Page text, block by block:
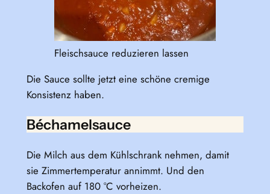
Fleischsauce reduzieren lassen
Die Sauce sollte jetzt eine schöne cremige
Konsistenz haben.
Béchamelsauce
Die Milch aus dem Kühlschrank nehmen, damit
sie Zimmertemperatur annimmt. Und den
Backofen auf 180 °C vorheizen.